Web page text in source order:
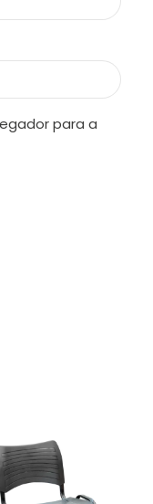
para a